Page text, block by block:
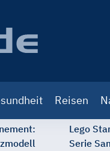
Reisen
Lego
Serie